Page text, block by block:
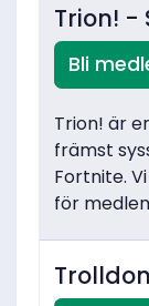
Trion! -
Bli
Trion! är
främst
Fortnite.
för